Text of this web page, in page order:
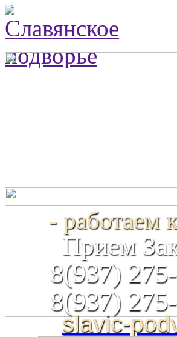
- работаем
Прием
8(937)
8(937)
slavic-